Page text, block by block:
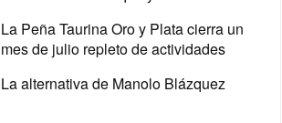
La Peña Taurina Oro y Plata cierra un
mes de julio repleto de actividades
La alternativa de Manolo Blázquez